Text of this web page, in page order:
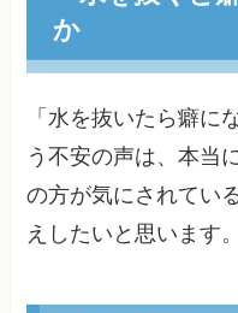
か
「水を抜いたら癖
う不安の声は、本当
の方が気にされてい
えしたいと思います。